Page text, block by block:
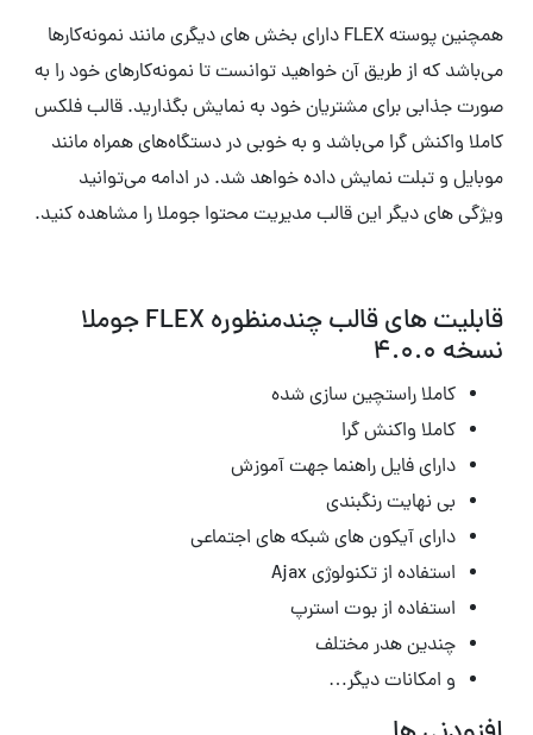
همچنین پوسته FLEX دارای بخش های دیگری مانند نمونه‌کارها
می‌باشد که از طریق آن خواهید توانست تا نمونه‌کارهای خود را به
صورت جذابی برای مشتریان خود به نمایش بگذارید. قالب فلکس
کاملا واکنش گرا می‌باشد و به خوبی در دستگاه‌های همراه مانند
موبایل و تبلت نمایش داده خواهد شد. در ادامه می‌توانید
ویژگی های دیگر این قالب مدیریت محتوا جوملا را مشاهده کنید.
قابلیت های قالب چندمنظوره FLEX جوملا
نسخه 4.0.0
کاملا راستچین سازی شده
کاملا واکنش گرا
دارای فایل راهنما جهت آموزش
بی نهایت رنگبندی
دارای آیکون های شبکه های اجتماعی
استفاده از تکنولوژی Ajax
استفاده از بوت استرپ
چندین هدر مختلف
و امکانات دیگر…